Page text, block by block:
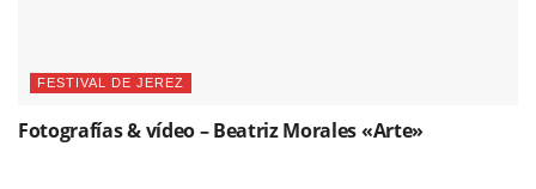
FESTIVAL DE JEREZ
Fotografías & vídeo – Beatriz Morales «Arte»